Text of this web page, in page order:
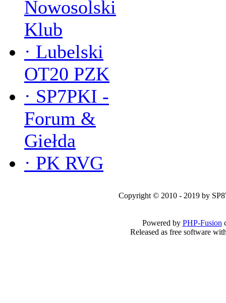
Nowosolski
Klub
· Lubelski
OT20 PZK
· SP7PKI -
Forum &
Giełda
· PK RVG
Copyright © 2010 - 2019 by
Powered by PHP-Fusion
Released as free software